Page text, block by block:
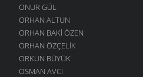
DILFEZ
24 TEMMUZ 2004
ONUR GÜL
ORHAN ALTUN
ORHAN BAKI ÖZEN
ORHAN ÖZÇELIK
ORKUN BÜYÜK
OSMAN AVCI